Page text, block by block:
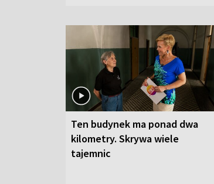
Ten budynek ma ponad dwa
kilometry. Skrywa wiele
tajemnic